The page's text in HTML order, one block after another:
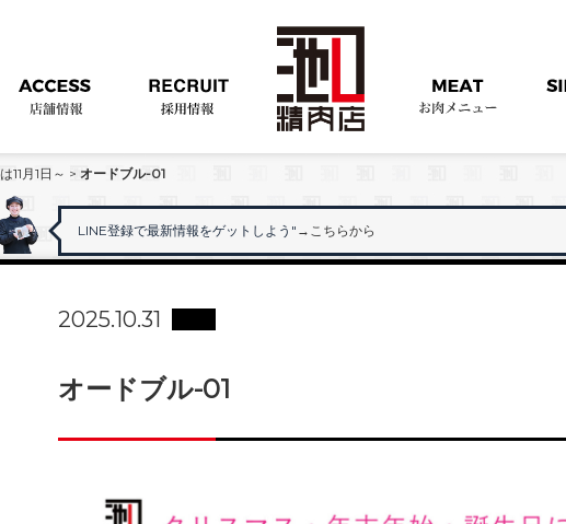
11月1日～ > オードブル-01
LINE登録で最新情報をゲットしよう" →こちらから
2025.10.31
オードブル-01